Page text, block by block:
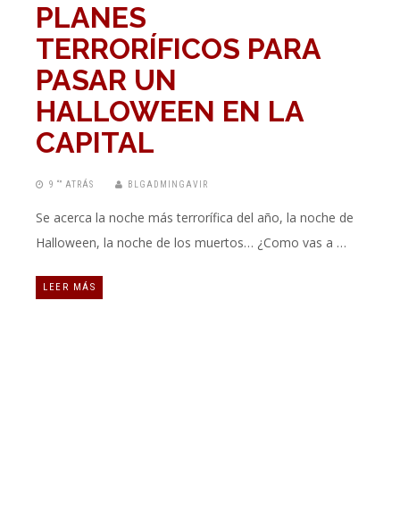
PLANES
TERRORÍFICOS PARA
PASAR UN
HALLOWEEN EN LA
CAPITAL
9 “” ATRÁS BLGADMINGAVIR
Se acerca la noche más terrorífica del año, la noche de
Halloween, la noche de los muertos… ¿Como vas a …
LEER MÁS